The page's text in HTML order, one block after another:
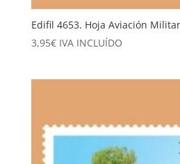
Edifil 4653. Hoja Aviación
3,95€ IVA INCLUÍDO